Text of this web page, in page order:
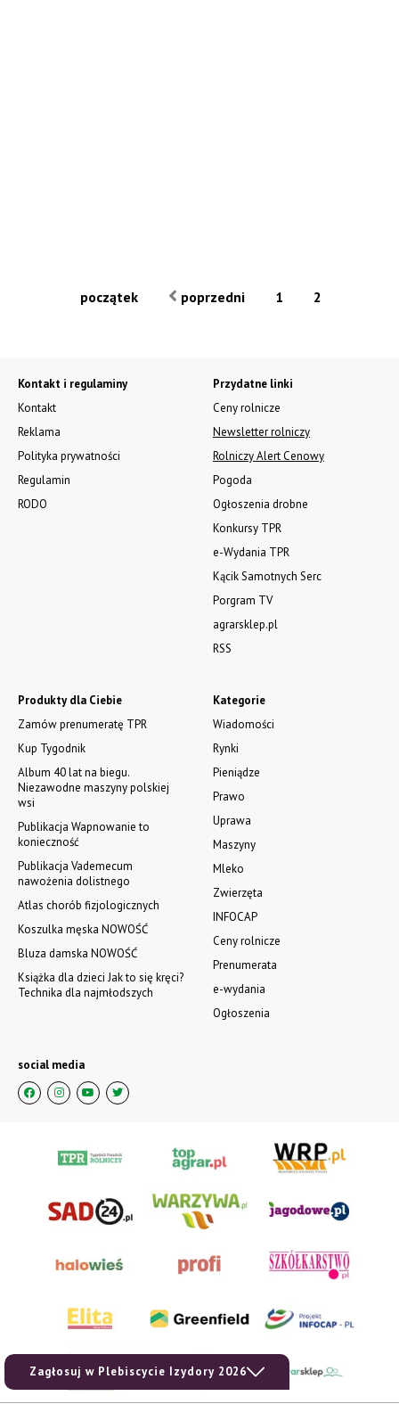
początek poprzedni 1 2
Zagłosuj w Plebiscycie Izydory 2026
Kontakt i regulaminy
Kontakt
Reklama
Polityka prywatności
Regulamin
RODO
Kategorie
Wiadomości
Rynki
Pieniądze
Prawo
Uprawa
Maszyny
Mleko
Zwierzęta
INFOCAP
Ceny rolnicze
Prenumerata
e-wydania
Ogłoszenia
Produkty dla Ciebie
Zamów prenumeratę TPR
Kup Tygodnik
Album 40 lat na biegu.
Niezawodne maszyny polskiej
wsi
Publikacja Wapnowanie to
konieczność
Publikacja Vademecum
nawożenia dolistnego
Atlas chorób fizjologicznych
Koszulka męska NOWOŚĆ
Bluza damska NOWOŚĆ
Książka dla dzieci Jak to się kręci?
Technika dla najmłodszych
Przydatne linki
Ceny rolnicze
Newsletter rolniczy
Rolniczy Alert Cenowy
Pogoda
Ogłoszenia drobne
Konkursy TPR
e-Wydania TPR
Kącik Samotnych Serc
Porgram TV
agrarsklep.pl
RSS
social media